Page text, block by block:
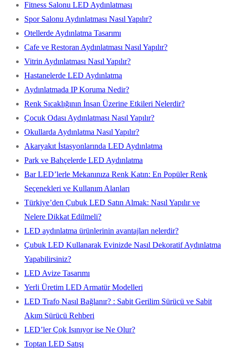
Fitness Salonu LED Aydınlatması
Spor Salonu Aydınlatması Nasıl Yapılır?
Otellerde Aydınlatma Tasarımı
Cafe ve Restoran Aydınlatması Nasıl Yapılır?
Vitrin Aydınlatması Nasıl Yapılır?
Hastanelerde LED Aydınlatma
Aydınlatmada IP Koruma Nedir?
Renk Sıcaklığının İnsan Üzerine Etkileri Nelerdir?
Çocuk Odası Aydınlatması Nasıl Yapılır?
Okullarda Aydınlatma Nasıl Yapılır?
Akaryakıt İstasyonlarında LED Aydınlatma
Park ve Bahçelerde LED Aydınlatma
Bar LED’lerle Mekanınıza Renk Katın: En Popüler Renk
Seçenekleri ve Kullanım Alanları
Türkiye’den Çubuk LED Satın Almak: Nasıl Yapılır ve
Nelere Dikkat Edilmeli?
LED aydınlatma ürünlerinin avantajları nelerdir?
Çubuk LED Kullanarak Evinizde Nasıl Dekoratif Aydınlatma
Yapabilirsiniz?
LED Avize Tasarımı
Yerli Üretim LED Armatür Modelleri
LED Trafo Nasıl Bağlanır? : Sabit Gerilim Sürücü ve Sabit
Akım Sürücü Rehberi
LED’ler Çok Isınıyor ise Ne Olur?
Toptan LED Satışı